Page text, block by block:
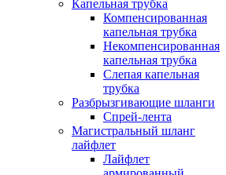
Капельная трубка
Компенсированная
капельная трубка
Некомпенсированная
капельная трубка
Слепая капельная
трубка
Разбрызгивающие шланги
Спрей-лента
Магистральный шланг
лайфлет
Лайфлет